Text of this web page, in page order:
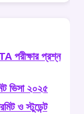
পরীক্ষার প্রশ্ন
ভিসা ২০২৫
ও স্টুডেন্ট